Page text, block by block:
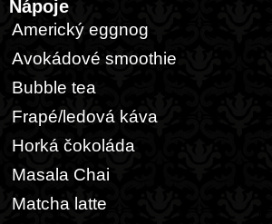
Nápoje
Americký eggnog
Avokádové smoothie
Bubble tea
Frapé/ledová káva
Horká čokoláda
Masala Chai
Matcha latte